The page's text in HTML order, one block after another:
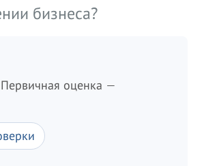
бизнеса?
оценка —